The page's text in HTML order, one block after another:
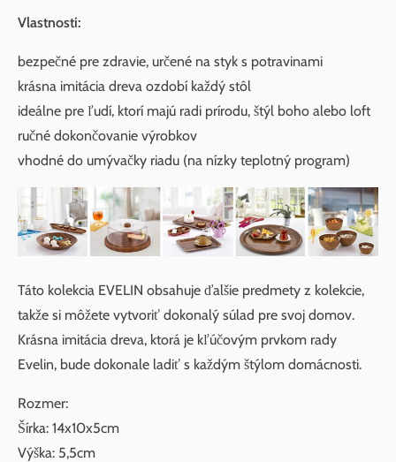
Vlastnosti:
bezpečné pre zdravie, určené na styk s potravinami
krásna imitácia dreva ozdobí každý stôl
ideálne pre ľudí, ktorí majú radi prírodu, štýl boho alebo loft
ručné dokončovanie výrobkov
vhodné do umývačky riadu (na nízky teplotný program)
Táto kolekcia EVELIN obsahuje ďalšie predmety z kolekcie,
takže si môžete vytvoriť dokonalý súlad pre svoj domov.
Krásna imitácia dreva, ktorá je kľúčovým prvkom rady
Evelin, bude dokonale ladiť s každým štýlom domácnosti.
Rozmer:
Šírka: 14x10x5cm
Výška: 5,5cm